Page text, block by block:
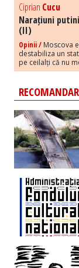
Ciprian Cucu
Narațiuni
(II)
Opinii / Moscova
destabiliza un
pe ceilalți că nu